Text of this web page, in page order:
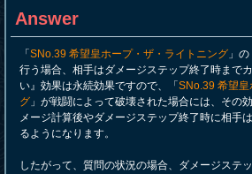
Answer
「 SNo.39 希望皇ホープ・ザ・ライトニング 」
行う場合、相手はダメージステップ終了時まで
い』効果は永続効果ですので、「 SNo.39 希望
グ 」が戦闘によって破壊された場合には、その
メージ計算後やダメージステップ終了時に相手
るようになります。
したがって、質問の状況の場合、ダメージステ